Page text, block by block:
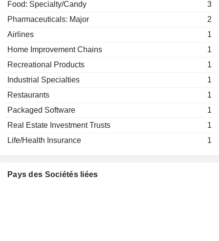
Food: Specialty/Candy
3
Pharmaceuticals: Major
2
Airlines
1
Home Improvement Chains
1
Recreational Products
1
Industrial Specialties
1
Restaurants
1
Packaged Software
1
Real Estate Investment Trusts
1
Life/Health Insurance
1
Pays des Sociétés liées